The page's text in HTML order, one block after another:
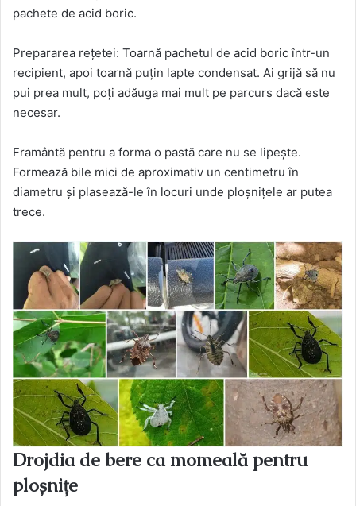
pachete de acid boric.
Prepararea rețetei: Toarnă pachetul de acid boric într-un
recipient, apoi toarnă puțin lapte condensat. Ai grijă să nu
pui prea mult, poți adăuga mai mult pe parcurs dacă este
necesar.
Framântă pentru a forma o pastă care nu se lipește.
Formează bile mici de aproximativ un centimetru în
diametru și plasează-le în locuri unde ploșnițele ar putea
trece.
Drojdia de bere ca momeală pentru
ploșnițe